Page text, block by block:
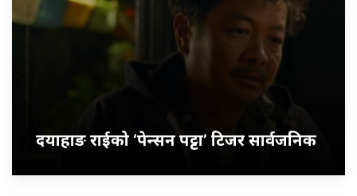
दयाहाङ राईको ‘पेन्सन पट्टा’ टिजर सार्वजनिक